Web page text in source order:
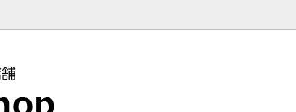
ロキシー｜ROXY
マークバイマークジェイコブス
5年修理保証